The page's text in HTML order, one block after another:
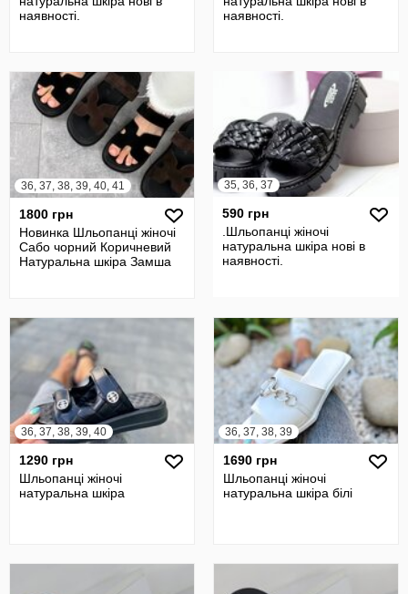
наявності.
наявності.
36, 37, 38, 39, 40, 41
1800 грн
Новинка Шльопанці жіночі
Сабо чорний Коричневий
Натуральна шкіра Замша
35, 36, 37
590 грн
.Шльопанці жіночі
натуральна шкіра нові в
наявності.
36, 37, 38, 39, 40
1290 грн
Шльопанці жіночі
натуральна шкіра
36, 37, 38, 39
1690 грн
Шльопанці жіночі
натуральна шкіра білі